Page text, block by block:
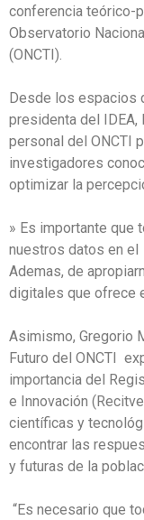
conferencia teórico-
Observatorio
(ONCTI).
Desde los espacios
presidenta del IDEA,
personal del ONCTI
investigadores
optimizar la
» Es importante que
nuestros datos en
Ademas, de
digitales que ofrece
Asimismo, Gregorio
Futuro del ONCTI
importancia del
e Innovación
científicas y
encontrar las
y futuras de la
“Es necesario que